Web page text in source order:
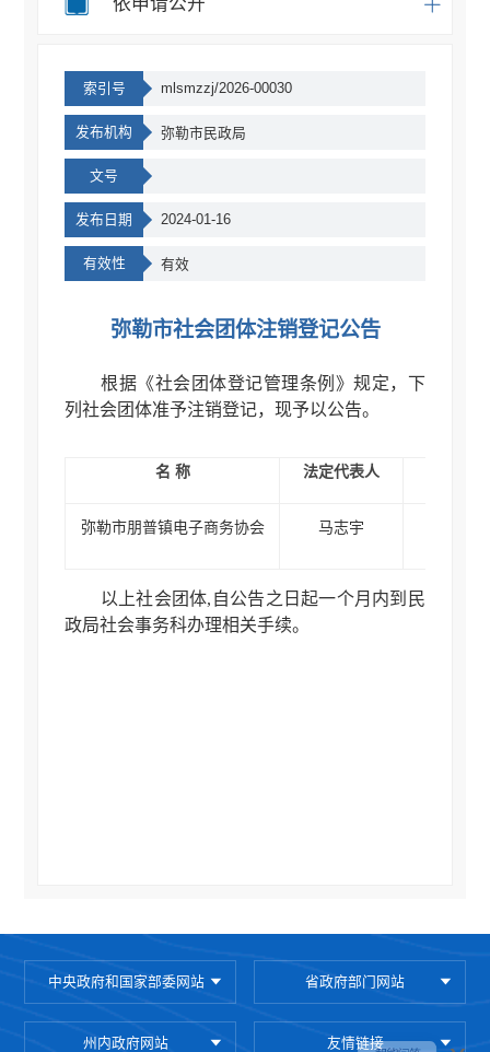
依申请公开
索引号 mlsmzzj/2026-00030
发布机构 弥勒市民政局
文号
发布日期 2024-01-16
有效性 有效
弥勒市社会团体注销登记公告
根据《社会团体登记管理条例》规定，下
列社会团体准予注销登记，现予以公告。
名 称 法定代表人
弥勒市朋普镇电子商务协会 马志宇
以上社会团体,自公告之日起一个月内到民
政局社会事务科办理相关手续。
中央政府和国家部委网站 省政府部门网站
州内政府网站 友情链接